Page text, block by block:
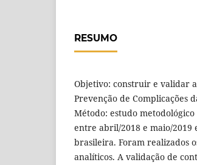
RESUMO
Objetivo: construir e validar
Prevenção de Complicações
Método: estudo
entre abril/2018 e maio/
brasileira. Foram realizados
analíticos. A validação de